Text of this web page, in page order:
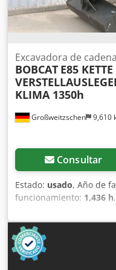
Großweitzschen 9,610
Excavadora de
BOBCAT E85 KETTE
KLIMA 1350h
Consultar
Estado: usado, Año de
funcionamiento: 1,436 h
,
no procedente de una
con aire acondicionado.
EXTENDIBLE con
excavación, disponible